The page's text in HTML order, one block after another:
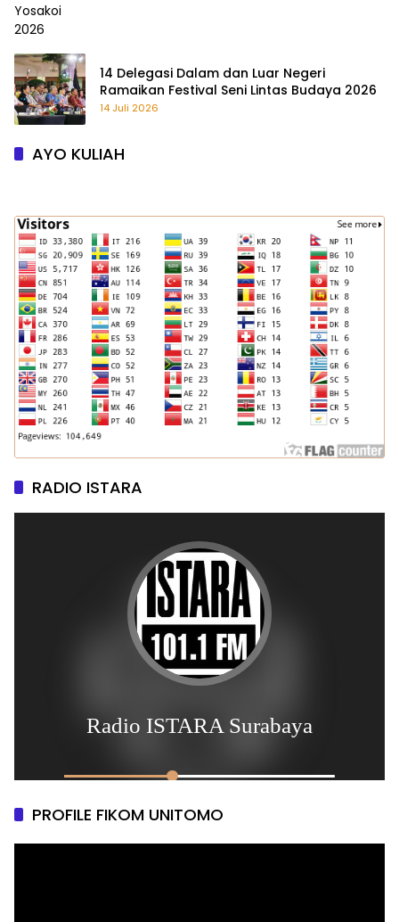
14 Delegasi Dalam dan Luar Negeri
Ramaikan Festival Seni Lintas Budaya 2026
14 Juli 2026
AYO KULIAH
RADIO ISTARA
PROFILE FIKOM UNITOMO